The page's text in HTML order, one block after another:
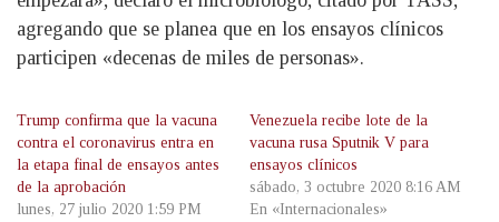
agregando que se planea que en los ensayos clínicos
participen «decenas de miles de personas».
Trump confirma que la vacuna
contra el coronavirus entra en
la etapa final de ensayos antes
de la aprobación
lunes, 27 julio 2020 1:59 PM
Venezuela recibe lote de la
vacuna rusa Sputnik V para
ensayos clínicos
sábado, 3 octubre 2020 8:16 AM
En «Internacionales»